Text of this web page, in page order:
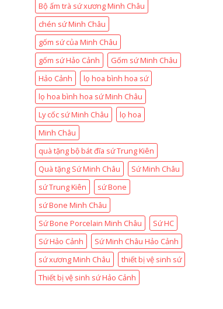
Bộ ấm trà sứ xương Minh Châu
chén sứ Minh Châu
gốm sứ của Minh Châu
gốm sứ Hảo Cảnh
Gốm sứ Minh Châu
Hảo Cảnh
lọ hoa bình hoa sứ
lọ hoa bình hoa sứ Minh Châu
Ly cốc sứ Minh Châu
lọ hoa
Minh Châu
quà tặng bộ bát đĩa sứ Trung Kiên
Quà tặng Sứ Minh Châu
Sứ Minh Châu
sứ Trung Kiên
sứ Bone
sứ Bone Minh Châu
Sứ Bone Porcelain Minh Châu
Sứ HC
Sứ Hảo Cảnh
Sứ Minh Châu Hảo Cảnh
sứ xương Minh Châu
thiết bị vệ sinh sứ
Thiết bị vệ sinh sứ Hảo Cảnh